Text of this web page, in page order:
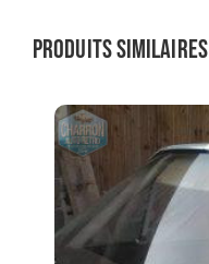
Produits similaires